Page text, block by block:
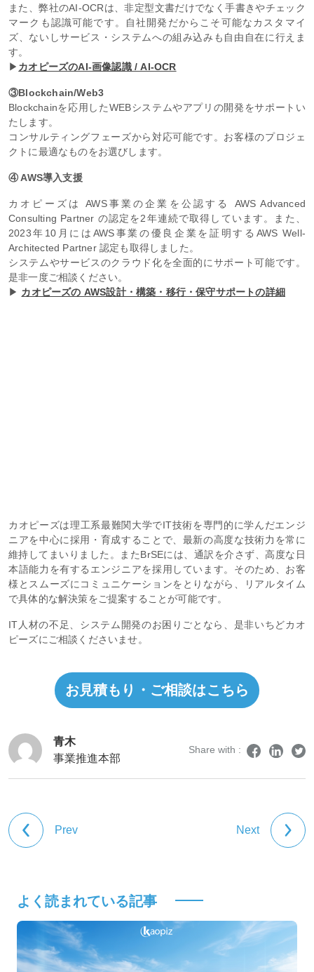
また、弊社のAI-OCRは、非定型文書だけでなく手書きやチェック
マークも認識可能です。自社開発だからこそ可能なカスタマイ
ズ、ないしサービス・システムへの組み込みも自由自在に行えま
す。
▶ カオピーズのAI-画像認識 / AI-OCR
③Blockchain/Web3
Blockchainを応用したWEBシステムやアプリの開発をサポートい
たします。
コンサルティングフェーズから対応可能です。お客様のプロジェ
クトに最適なものをお選びします。
④ AWS導入支援
カオピーズは AWS事業の企業を公認する AWS Advanced
Consulting Partner の認定を2年連続で取得しています。また、
2023年10月にはAWS事業の優良企業を証明するAWS Well-
Architected Partner 認定も取得しました。
システムやサービスのクラウド化を全面的にサポート可能です。
是非一度ご相談ください。
▶ カオピーズの AWS設計・構築・移行・保守サポートの詳細
カオピーズは理工系最難関大学でIT技術を専門的に学んだエンジ
ニアを中心に採用・育成することで、最新の高度な技術力を常に
維持してまいりました。またBrSEには、通訳を介さず、高度な日
本語能力を有するエンジニアを採用しています。そのため、お客
様とスムーズにコミュニケーションをとりながら、リアルタイム
で具体的な解決策をご提案することが可能です。
IT人材の不足、システム開発のお困りごとなら、是非いちどカオ
ピーズにご相談くださいませ。
お見積もり・ご相談はこちら
青木
事業推進本部
Share with :
Prev Next
よく読まれている記事